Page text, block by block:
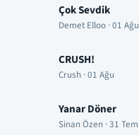
Çok Sevdik
Demet Elloo · 01 Ağu
CRUSH!
Crush · 01 Ağu
Yanar Döner
Sinan Özen · 31 Tem